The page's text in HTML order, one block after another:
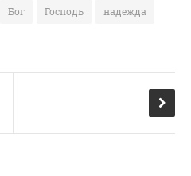
Бог Господь надежда